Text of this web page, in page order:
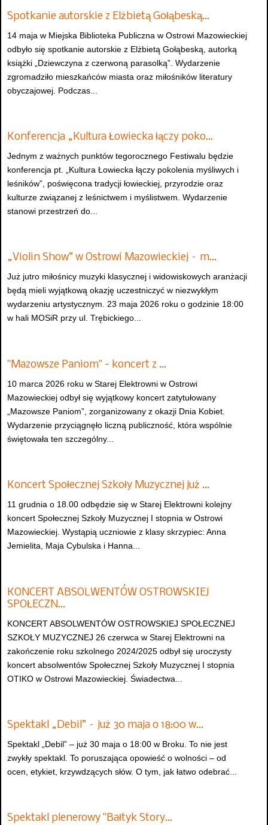
Spotkanie autorskie z Elżbietą Gołąbeską…
14 maja w Miejska Biblioteka Publiczna w Ostrowi Mazowieckiej
odbyło się spotkanie autorskie z Elżbietą Gołąbeską, autorką
książki „Dziewczyna z czerwoną parasolką”. Wydarzenie
zgromadziło mieszkańców miasta oraz miłośników literatury
obyczajowej. Podczas...
Konferencja „Kultura Łowiecka łączy poko…
Jednym z ważnych punktów tegorocznego Festiwalu będzie
konferencja pt. „Kultura Łowiecka łączy pokolenia myśliwych i
leśników”, poświęcona tradycji łowieckiej, przyrodzie oraz
kulturze związanej z leśnictwem i myślistwem. Wydarzenie
stanowi przestrzeń do...
„Violin Show” w Ostrowi Mazowieckiej – m…
Już jutro miłośnicy muzyki klasycznej i widowiskowych aranżacji
będą mieli wyjątkową okazję uczestniczyć w niezwykłym
wydarzeniu artystycznym. 23 maja 2026 roku o godzinie 18:00
w hali MOSiR przy ul. Trębickiego...
"Mazowsze Paniom" - koncert z …
10 marca 2026 roku w Starej Elektrowni w Ostrowi
Mazowieckiej odbył się wyjątkowy koncert zatytułowany
„Mazowsze Paniom”, zorganizowany z okazji Dnia Kobiet.
Wydarzenie przyciągnęło liczną publiczność, która wspólnie
świętowała ten szczególny...
Koncert Społecznej Szkoły Muzycznej już …
11 grudnia o 18.00 odbędzie się w Starej Elektrowni kolejny
koncert Społecznej Szkoły Muzycznej I stopnia w Ostrowi
Mazowieckiej. Wystąpią uczniowie z klasy skrzypiec: Anna
Jemielita, Maja Cybulska i Hanna...
KONCERT ABSOLWENTÓW OSTROWSKIEJ
SPOŁECZN…
KONCERT ABSOLWENTÓW OSTROWSKIEJ SPOŁECZNEJ
SZKOŁY MUZYCZNEJ 26 czerwca w Starej Elektrowni na
zakończenie roku szkolnego 2024/2025 odbył się uroczysty
koncert absolwentów Społecznej Szkoły Muzycznej I stopnia
OTIKO w Ostrowi Mazowieckiej. Świadectwa...
Spektakl „Debil” – już 30 maja o 18:00 w…
Spektakl „Debil” – już 30 maja o 18:00 w Broku. To nie jest
zwykły spektakl. To poruszająca opowieść o wolności – od
ocen, etykiet, krzywdzących słów. O tym, jak łatwo odebrać...
Spektakl plenerowy "Bałtyk Story…